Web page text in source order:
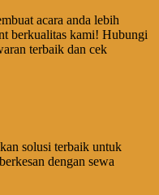
acara anda lebih
berkualitas kami! Hubungi
terbaik dan cek
solusi terbaik untuk
dengan sewa